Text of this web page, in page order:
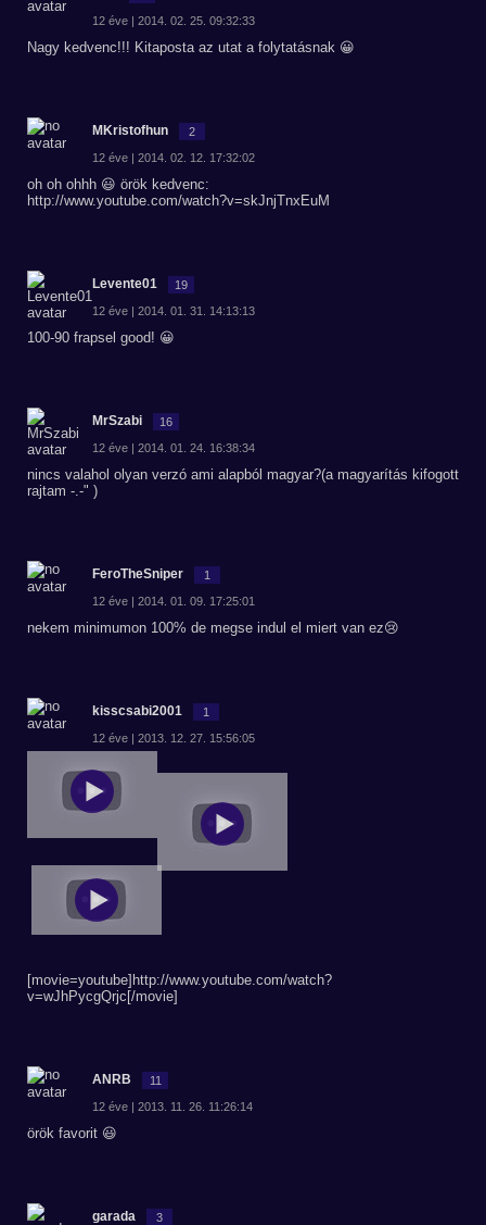
12 éve | 2014. 02. 25. 09:32:33
Nagy kedvenc!!! Kitaposta az utat a folytatásnak 😀
MKristofhun 2
12 éve | 2014. 02. 12. 17:32:02
oh oh ohhh 😃 örök kedvenc:
http://www.youtube.com/watch?v=skJnjTnxEuM
Levente01 19
12 éve | 2014. 01. 31. 14:13:13
100-90 frapsel good! 😀
MrSzabi 16
12 éve | 2014. 01. 24. 16:38:34
nincs valahol olyan verzó ami alapból magyar?(a magyarítás kifogott
rajtam -.-" )
FeroTheSniper 1
12 éve | 2014. 01. 09. 17:25:01
nekem minimumon 100% de megse indul el miert van ez😢
kisscsabi2001 1
12 éve | 2013. 12. 27. 15:56:05
[movie=youtube]http://www.youtube.com/watch?
v=wJhPycgQrjc[/movie]
ANRB 11
12 éve | 2013. 11. 26. 11:26:14
örök favorit 😃
garada 3